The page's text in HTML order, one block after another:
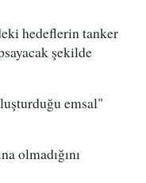
hedeflerin tanker
şekilde
emsal"
olmadığını